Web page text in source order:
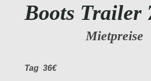
Boots Trailer
Mietpreise
Tag 36€